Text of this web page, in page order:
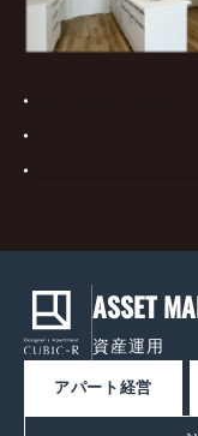
ASSET
資産運用
アパート経営